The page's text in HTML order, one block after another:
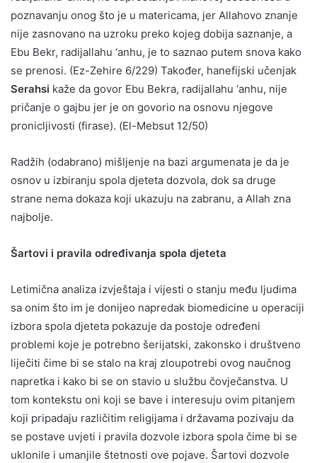
poznavanju onog što je u matericama, jer Allahovo znanje
nije zasnovano na uzroku preko kojeg dobija saznanje, a
Ebu Bekr, radijallahu ‘anhu, je to saznao putem snova kako
se prenosi. (Ez-Zehire 6/229) Također, hanefijski učenjak
Serahsi kaže da govor Ebu Bekra, radijallahu ‘anhu, nije
pričanje o gajbu jer je on govorio na osnovu njegove
pronicljivosti (firase). (El-Mebsut 12/50)
Radžih (odabrano) mišljenje na bazi argumenata je da je
osnov u izbiranju spola djeteta dozvola, dok sa druge
strane nema dokaza koji ukazuju na zabranu, a Allah zna
najbolje.
Šartovi i pravila određivanja spola djeteta
Letimična analiza izvještaja i vijesti o stanju među ljudima
sa onim što im je donijeo napredak biomedicine u operaciji
izbora spola djeteta pokazuje da postoje određeni
problemi koje je potrebno šerijatski, zakonsko i društveno
liječiti čime bi se stalo na kraj zloupotrebi ovog naučnog
napretka i kako bi se on stavio u službu čovječanstva. U
tom kontekstu oni koji se bave i interesuju ovim pitanjem
koji pripadaju različitim religijama i državama pozivaju da
se postave uvjeti i pravila dozvole izbora spola čime bi se
uklonile i umanjile štetnosti ove pojave. Šartovi dozvole